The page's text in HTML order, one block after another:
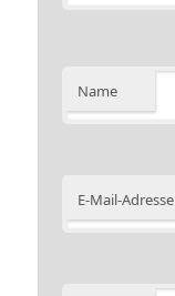
Name
E-Mail-Adresse